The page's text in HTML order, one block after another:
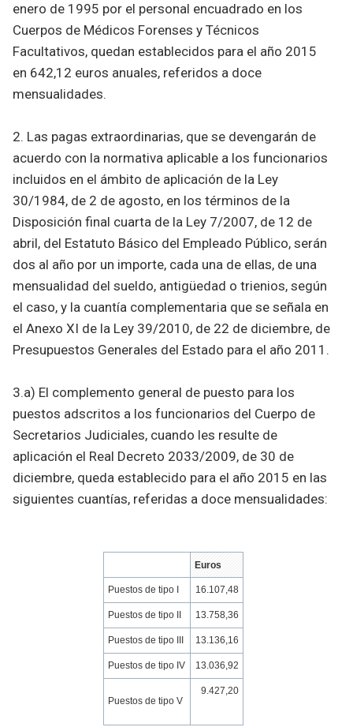
enero de 1995 por el personal encuadrado en los
Cuerpos de Médicos Forenses y Técnicos
Facultativos, quedan establecidos para el año 2015
en 642,12 euros anuales, referidos a doce
mensualidades.
2. Las pagas extraordinarias, que se devengarán de
acuerdo con la normativa aplicable a los funcionarios
incluidos en el ámbito de aplicación de la Ley
30/1984, de 2 de agosto, en los términos de la
Disposición final cuarta de la Ley 7/2007, de 12 de
abril, del Estatuto Básico del Empleado Público, serán
dos al año por un importe, cada una de ellas, de una
mensualidad del sueldo, antigüedad o trienios, según
el caso, y la cuantía complementaria que se señala en
el Anexo XI de la Ley 39/2010, de 22 de diciembre, de
Presupuestos Generales del Estado para el año 2011.
3.a) El complemento general de puesto para los
puestos adscritos a los funcionarios del Cuerpo de
Secretarios Judiciales, cuando les resulte de
aplicación el Real Decreto 2033/2009, de 30 de
diciembre, queda establecido para el año 2015 en las
siguientes cuantías, referidas a doce mensualidades:
Euros
Puestos de tipo I 16.107,48
Puestos de tipo II 13.758,36
Puestos de tipo III 13.136,16
Puestos de tipo IV 13.036,92
Puestos de tipo V
9.427,20